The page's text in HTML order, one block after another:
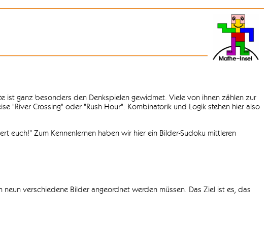
ist ganz besonders den Denkspielen gewidmet. Viele von ihnen zählen zur
"River Crossing" oder "Rush Hour". Kombinatorik und Logik stehen hier also
euch!" Zum Kennenlernen haben wir hier ein Bilder-Sudoku mittleren
verschiedene Bilder angeordnet werden müssen. Das Ziel ist es, das